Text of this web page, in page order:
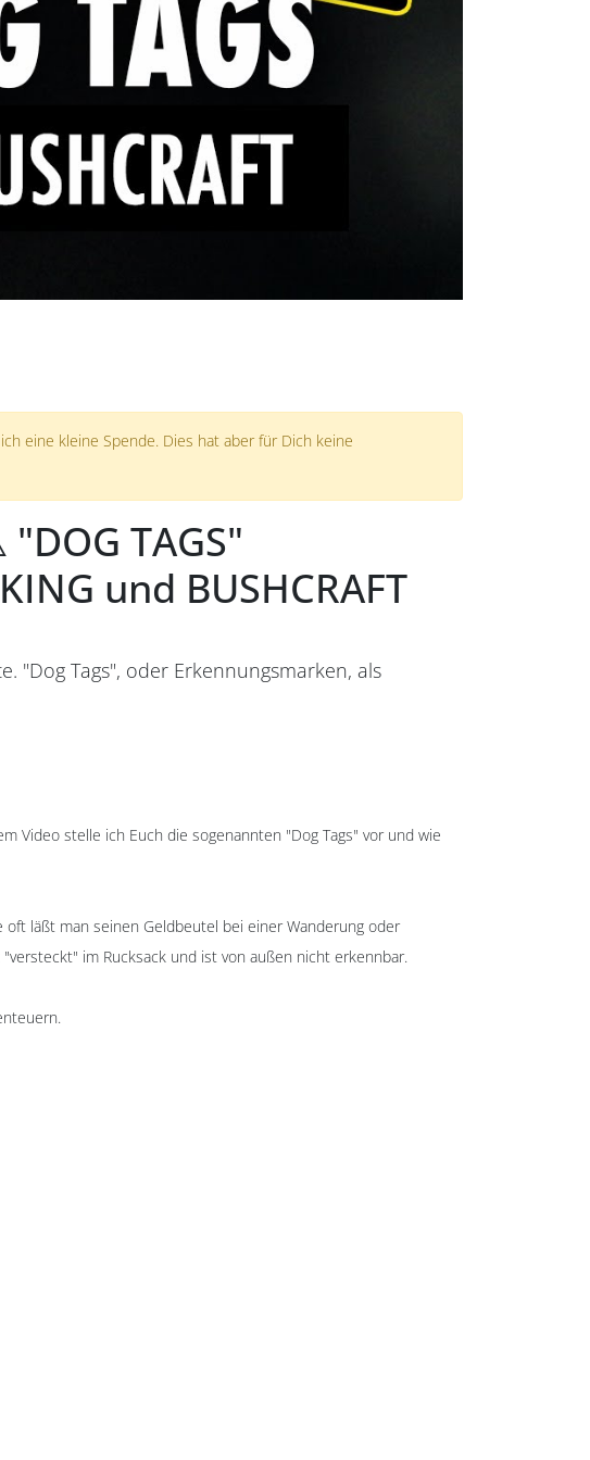
eine kleine Spende. Dies hat aber für Dich keine
TAGS"
und BUSHCRAFT
"Dog Tags", oder Erkennungsmarken, als
Video stelle ich Euch die sogenannten "Dog Tags" vor und wie
läßt man seinen Geldbeutel bei einer Wanderung oder
im Rucksack und ist von außen nicht erkennbar.